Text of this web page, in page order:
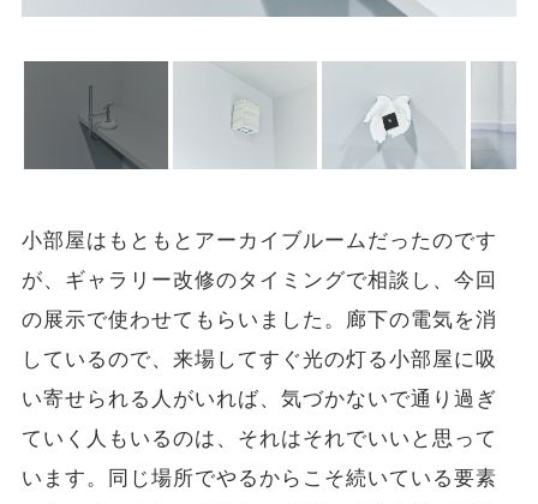
小部屋はもともとアーカイブルームだったのです
が、ギャラリー改修のタイミングで相談し、今回
の展示で使わせてもらいました。廊下の電気を消
しているので、来場してすぐ光の灯る小部屋に吸
い寄せられる人がいれば、気づかないで通り過ぎ
ていく人もいるのは、それはそれでいいと思って
います。同じ場所でやるからこそ続いている要素